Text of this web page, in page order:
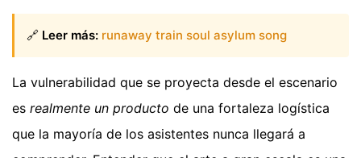
🔗 Leer más: runaway train soul asylum song
La vulnerabilidad que se proyecta desde el escenario
es realmente un producto de una fortaleza logística
que la mayoría de los asistentes nunca llegará a